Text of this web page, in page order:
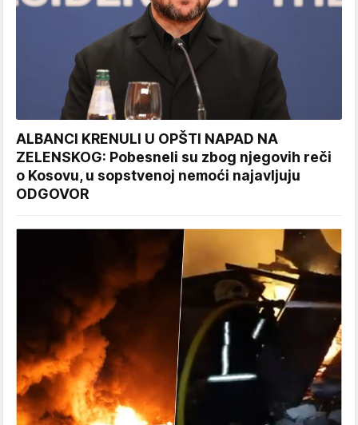
ALBANCI KRENULI U OPŠTI NAPAD NA
ZELENSKOG: Pobesneli su zbog njegovih reči
o Kosovu, u sopstvenoj nemoći najavljuju
ODGOVOR